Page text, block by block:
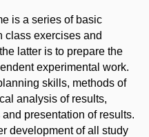
is a series of basic
class exercises and
latter is to prepare the
experimental work.
skills, methods of
analysis of results,
presentation of results.
development of all study